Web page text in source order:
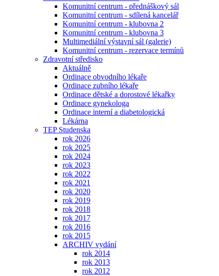
Komunitní centrum - přednáškový sál
Komunitní centrum - sdílená kancelář
Komunitní centrum - klubovna 2
Komunitní centrum - klubovna 3
Multimediální výstavní sál (galerie)
Komunitní centrum - rezervace termínů
Zdravotní středisko
Aktuálně
Ordinace obvodního lékaře
Ordinace zubního lékaře
Ordinace dětské a dorostové lékařky
Ordinace gynekologa
Ordinace interní a diabetologická
Lékárna
TEP Studenska
rok 2026
rok 2025
rok 2024
rok 2023
rok 2022
rok 2021
rok 2020
rok 2019
rok 2018
rok 2017
rok 2016
rok 2015
ARCHIV vydání
rok 2014
rok 2013
rok 2012